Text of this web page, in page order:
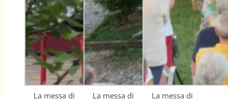
La messa di
La messa di
La messa di